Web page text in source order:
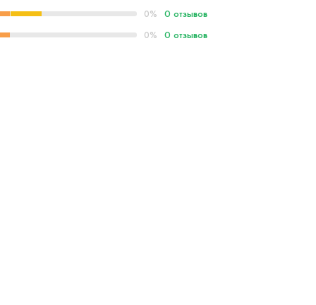
0% 0 отзывов
0% 0 отзывов